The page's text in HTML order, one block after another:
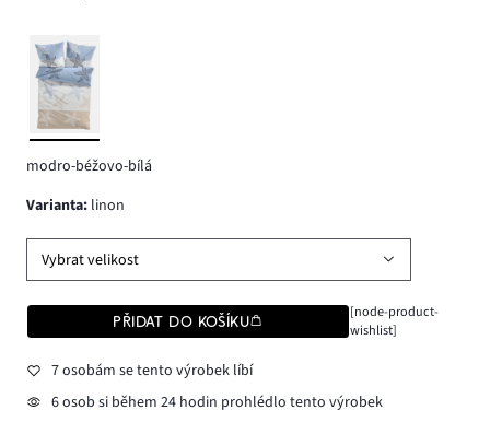
modro-béžovo-bílá
varianta: linon
Vybrat velikost
PŘIDAT DO KOŠÍKU
[node-product-
wishlist]
7 osobám se tento výrobek líbí
6 osob si během 24 hodin prohlédlo tento výrobek